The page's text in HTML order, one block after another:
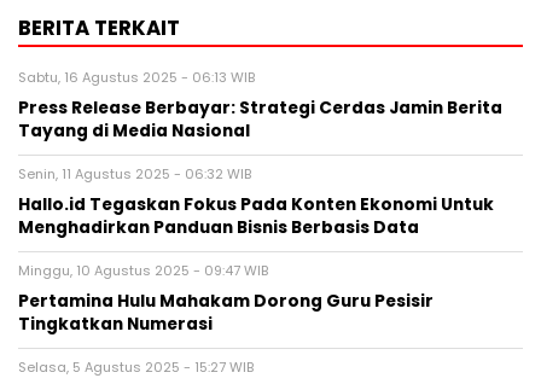
BERITA TERKAIT
Sabtu, 16 Agustus 2025 - 06:13 WIB
Press Release Berbayar: Strategi Cerdas Jamin Berita
Tayang di Media Nasional
Senin, 11 Agustus 2025 - 06:32 WIB
Hallo.id Tegaskan Fokus Pada Konten Ekonomi Untuk
Menghadirkan Panduan Bisnis Berbasis Data
Minggu, 10 Agustus 2025 - 09:47 WIB
Pertamina Hulu Mahakam Dorong Guru Pesisir
Tingkatkan Numerasi
Selasa, 5 Agustus 2025 - 15:27 WIB